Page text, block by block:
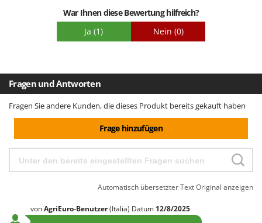
Sbaraglia
Schnitzer
Shark
Shindaiwa
Silky
Sirman
Skil
Snapper
die bereits erwähnte Stabilität ermöglichte mir dies, ohne die
Funktionalität und das Aussehen zu beeinträchtigen. Ich bin
sehr zufrieden mit dem Kauf. Agrieuro ist wie immer
War Ihnen diese Bewertung hilfreich?
Ja (1) Nein (0)
Fragen und Antworten
Fragen Sie andere Kunden, die dieses Produkt bereits gekauft haben
Frage hinzufügen
Automatisch übersetzter TextOriginal anzeigen
vonAgriEuro-Benutzer(Italia) Datum 12/8/2025